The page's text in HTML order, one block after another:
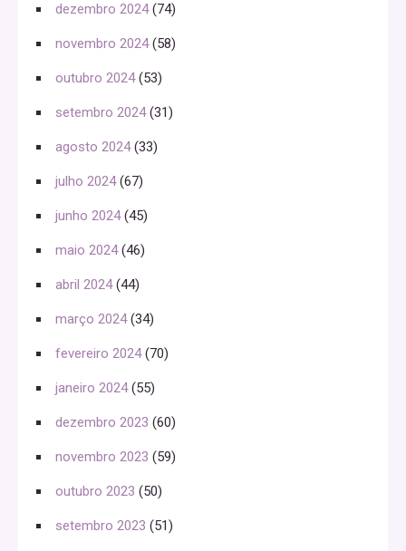
dezembro 2024(74)
novembro 2024(58)
outubro 2024(53)
setembro 2024(31)
agosto 2024(33)
julho 2024(67)
junho 2024(45)
maio 2024(46)
abril 2024(44)
março 2024(34)
fevereiro 2024(70)
janeiro 2024(55)
dezembro 2023 (60)
novembro 2023 (59)
outubro 2023 (50)
setembro 2023 (51)